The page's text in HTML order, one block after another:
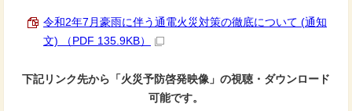
令和2年7月豪雨に伴う通電火災対策の徹底について (通知
文) （PDF 135.9KB）
下記リンク先から「火災予防啓発映像」の視聴・ダウンロード
可能です。